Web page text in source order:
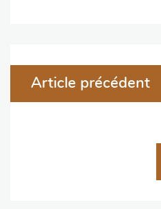
Navigation
de
Article précédent